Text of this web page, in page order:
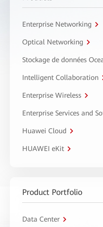
Enterprise Networking
Optical Networking
Stockage de données
Intelligent Collaboration
Enterprise Wireless
Enterprise Services and
Huawei Cloud
HUAWEI eKit
Product Portfolio
Data Center